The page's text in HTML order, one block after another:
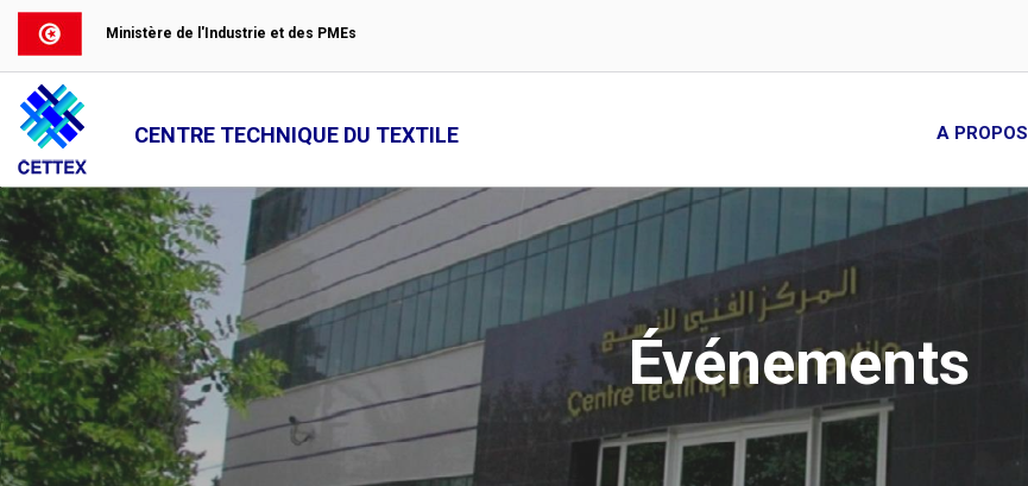
Ministère de l'Industrie et des PMEs
CENTRE TECHNIQUE DU TEXTILE A PROPOS
Événements